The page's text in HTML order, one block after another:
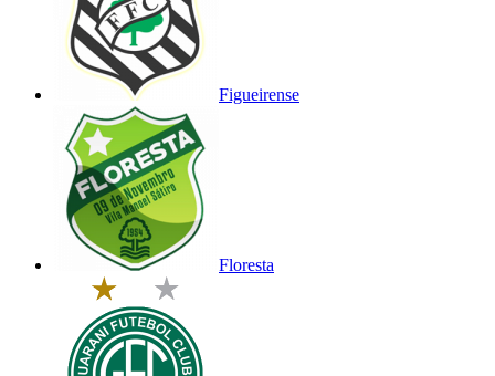
Figueirense
Floresta